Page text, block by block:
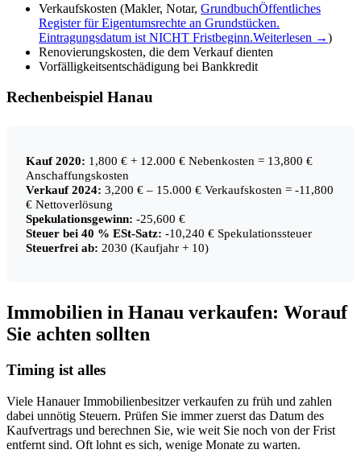
Verkaufskosten (Makler, Notar, GrundbuchÖffentliches
Register für Eigentumsrechte an Grundstücken.
Eintragungsdatum ist NICHT Fristbeginn.Weiterlesen →)
Renovierungskosten, die dem Verkauf dienten
Vorfälligkeitsentschädigung bei Bankkredit
Rechenbeispiel Hanau
Kauf 2020: 1,800 € + 12.000 € Nebenkosten = 13,800 €
Anschaffungskosten
Verkauf 2024: 3,200 € – 15.000 € Verkaufskosten = -11,800
€ Nettoverlösung
Spekulationsgewinn: -25,600 €
Steuer bei 40 % ESt-Satz: -10,240 € Spekulationssteuer
Steuerfrei ab: 2030 (Kaufjahr + 10)
Immobilien in Hanau verkaufen: Worauf
Sie achten sollten
Timing ist alles
Viele Hanauer Immobilienbesitzer verkaufen zu früh und zahlen
dabei unnötig Steuern. Prüfen Sie immer zuerst das Datum des
Kaufvertrags und berechnen Sie, wie weit Sie noch von der Frist
entfernt sind. Oft lohnt es sich, wenige Monate zu warten.